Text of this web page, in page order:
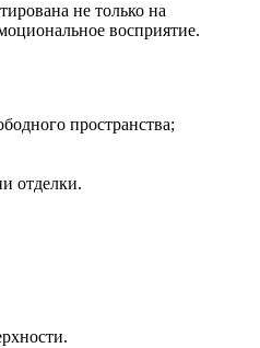
не только на
восприятие.
пространства;
отделки.